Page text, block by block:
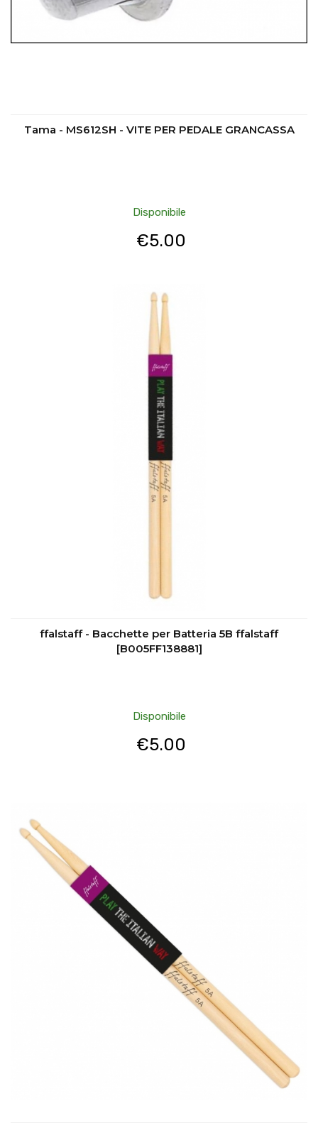
Tama - MS612SH - VITE PER PEDALE GRANCASSA
Disponibile
€5.00
ffalstaff - Bacchette per Batteria 5B ffalstaff
[B005FF138881]
Disponibile
€5.00